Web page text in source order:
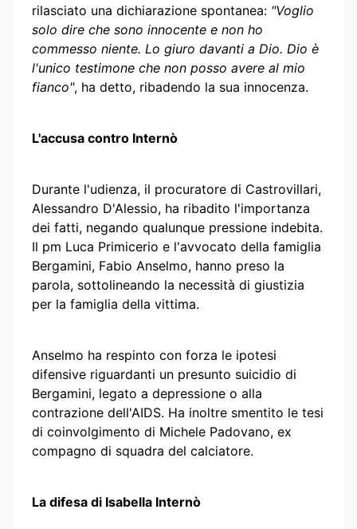
rilasciato una dichiarazione spontanea: "Voglio
solo dire che sono innocente e non ho
commesso niente. Lo giuro davanti a Dio. Dio è
l'unico testimone che non posso avere al mio
fianco", ha detto, ribadendo la sua innocenza.
L'accusa contro Internò
Durante l'udienza, il procuratore di Castrovillari,
Alessandro D'Alessio, ha ribadito l'importanza
dei fatti, negando qualunque pressione indebita.
Il pm Luca Primicerio e l'avvocato della famiglia
Bergamini, Fabio Anselmo, hanno preso la
parola, sottolineando la necessità di giustizia
per la famiglia della vittima.
Anselmo ha respinto con forza le ipotesi
difensive riguardanti un presunto suicidio di
Bergamini, legato a depressione o alla
contrazione dell'AIDS. Ha inoltre smentito le tesi
di coinvolgimento di Michele Padovano, ex
compagno di squadra del calciatore.
La difesa di Isabella Internò